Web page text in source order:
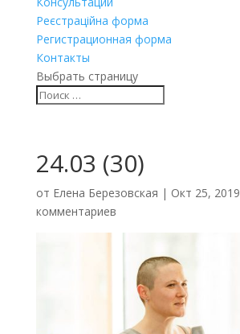
Реєстраційна форма
Регистрационная форма
Контакты
Выбрать страницу
24.03 (30)
от Елена Березовская | Окт 25, 2019
комментариев